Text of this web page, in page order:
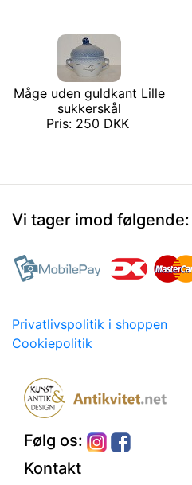
Måge uden guldkant Lille
sukkerskål
Pris: 250 DKK
Vi tager imod følgende:
Privatlivspolitik i shoppen
Cookiepolitik
Følg os:
Kontakt